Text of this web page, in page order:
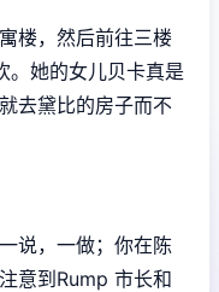
楼，然后前往三楼
。她的女儿贝卡真是
去黛比的房子而不
说，一做；你在陈
意到Rump 市长和